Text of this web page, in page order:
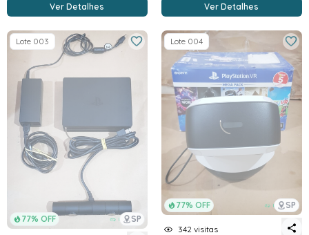
Ver Detalhes Ver Detalhes
77% OFF SP
Lote 003
77% OFF SP
Lote 004
342 visitas